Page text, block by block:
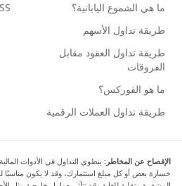
ما هي الشموع اليابانية؟
طريقة تداول الأسهم
طريقة تداول العقود مقابل
الفروقات
ما هو الفوركس؟
طريقة تداول العملات الرقمية
الإفصاح عن المخاطر: ينطوي التداول في الأدوات
خسارة بعض أو كل مبلغ استثمارك، وقد لا يكون مناسبًا